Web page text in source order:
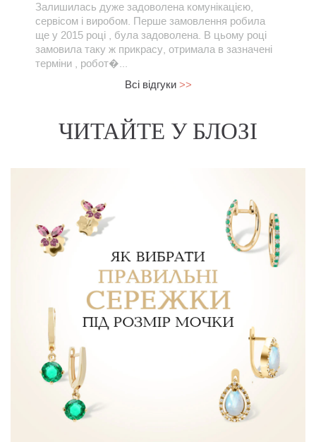
Залишилась дуже задоволена комунікацією,
сервісом і виробом. Перше замовлення робила
ще у 2015 році , була задоволена. В цьому році
замовила таку ж прикрасу, отримала в зазначені
терміни , робот�...
Всі відгуки >>
ЧИТАЙТЕ У БЛОЗІ